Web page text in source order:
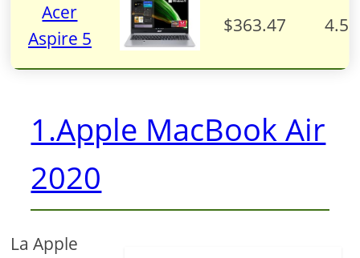
Acer
Aspire 5
$363.47 4.5
1.Apple MacBook Air
2020
La Apple